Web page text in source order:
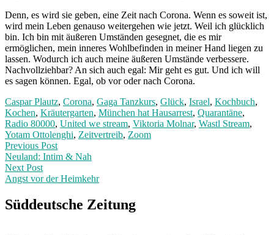
Denn, es wird sie geben, eine Zeit nach Corona. Wenn es soweit ist,
wird mein Leben genauso weitergehen wie jetzt. Weil ich glücklich
bin. Ich bin mit äußeren Umständen gesegnet, die es mir
ermöglichen, mein inneres Wohlbefinden in meiner Hand liegen zu
lassen. Wodurch ich auch meine äußeren Umstände verbessere.
Nachvollziehbar? An sich auch egal: Mir geht es gut. Und ich will
es sagen können. Egal, ob vor oder nach Corona.
Caspar Plautz, Corona, Gaga Tanzkurs, Glück, Israel, Kochbuch,
Kochen, Kräutergarten, München hat Hausarrest, Quarantäne,
Radio 80000, United we stream, Viktoria Molnar, Wastl Stream,
Yotam Ottolenghi, Zeitvertreib, Zoom
Post
navigation
Previous PostPrevious
post:
Neuland: Intim & Nah
Next Post
Angst vor der Heimkehr
Post:
Süddeutsche Zeitung